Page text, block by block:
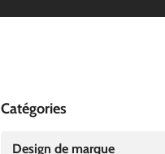
Catégories
Design de marque